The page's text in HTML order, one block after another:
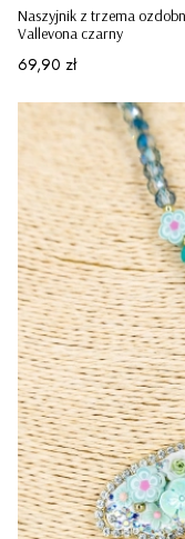
Naszyjnik z trzema
Vallevona czarny
Cena
69,90 zł